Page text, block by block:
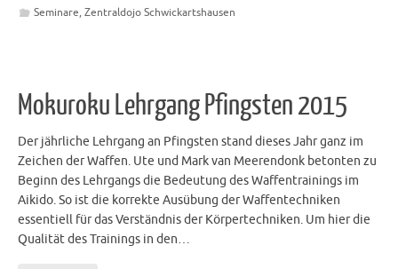
Seminare, Zentraldojo Schwickartshausen
Mokuroku Lehrgang Pfingsten 2015
Der jährliche Lehrgang an Pfingsten stand dieses Jahr ganz im
Zeichen der Waffen. Ute und Mark van Meerendonk betonten zu
Beginn des Lehrgangs die Bedeutung des Waffentrainings im
Aikido. So ist die korrekte Ausübung der Waffentechniken
essentiell für das Verständnis der Körpertechniken. Um hier die
Qualität des Trainings in den…